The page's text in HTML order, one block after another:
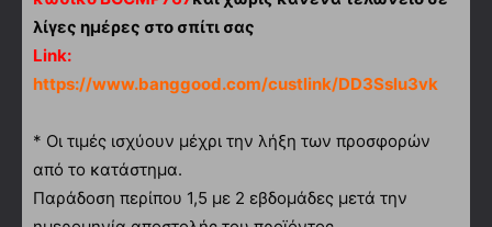
λίγες ημέρες στο σπίτι σας
Link:
https://www.banggood.com/custlink/DD3Sslu3vk
* Οι τιμές ισχύουν μέχρι την λήξη των προσφορών
από το κατάστημα.
Παράδοση περίπου 1,5 με 2 εβδομάδες μετά την